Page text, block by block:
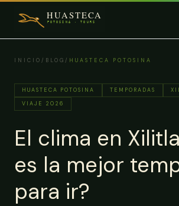
INICIO / BLOG / HUASTECA POTOSINA
HUASTECA POTOSINA TEMPORADAS
VIAJE 2026
El clima en
es la mejor
para ir?